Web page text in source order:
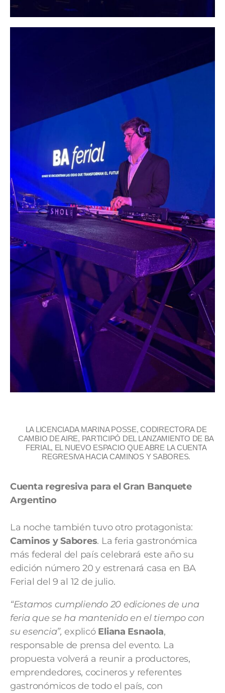
LA LICENCIADA MARINA POSSE, CODIRECTORA DE
CAMBIO DE AIRE, PARTICIPÓ DEL LANZAMIENTO DE BA
FERIAL, EL NUEVO ESPACIO QUE ABRE LA CUENTA
REGRESIVA HACIA CAMINOS Y SABORES.
Cuenta regresiva para el Gran Banquete
Argentino
La noche también tuvo otro protagonista:
Caminos y Sabores. La feria gastronómica
más federal del país celebrará este año su
edición número 20 y estrenará casa en BA
Ferial del 9 al 12 de julio.
“Estamos cumpliendo 20 ediciones de una
feria que se ha mantenido en el tiempo con
su esencia”, explicó Eliana Esnaola,
responsable de prensa del evento. La
propuesta volverá a reunir a productores,
emprendedores, cocineros y referentes
gastronómicos de todo el país, con